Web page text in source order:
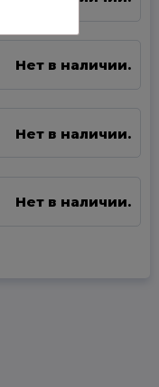
Нет в наличии.
Нет в наличии.
Нет в наличии.